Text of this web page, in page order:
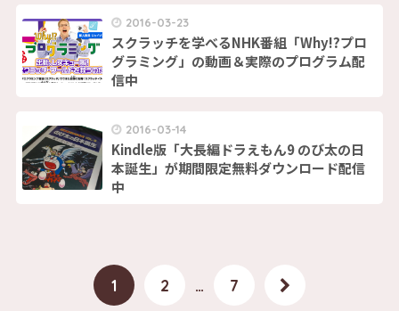
2016-03-23
スクラッチを学べるNHK番組「Why!?プロ
グラミング」の動画＆実際のプログラム配
信中
2016-03-14
Kindle版「大長編ドラえもん9 のび太の日
本誕生」が期間限定無料ダウンロード配信
中
1 2 … 7